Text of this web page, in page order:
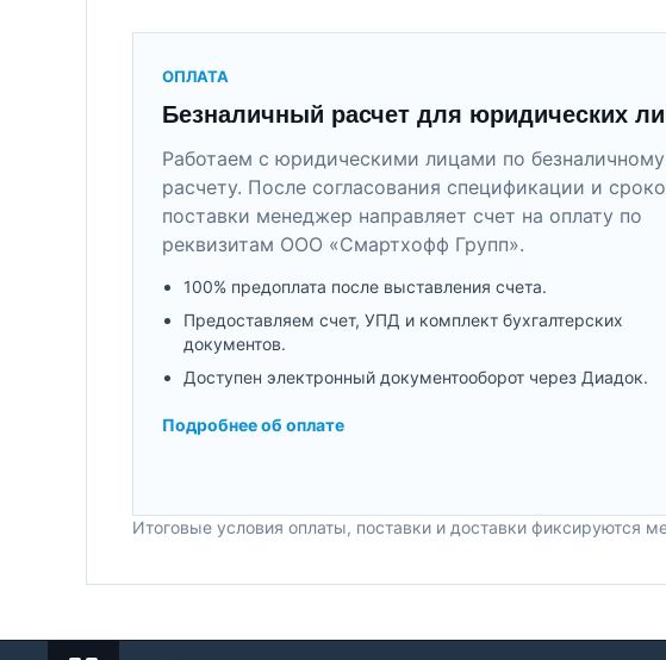
ОПЛАТА
Безналичный расчет для юридических
Работаем с юридическими лицами по безналичному
расчету. После согласования спецификации и
поставки менеджер направляет счет на оплату по
реквизитам ООО «Смартхофф Групп».
100% предоплата после выставления счета.
Предоставляем счет, УПД и комплект бухгалтерских
документов.
Доступен электронный документооборот через Диадок.
Подробнее об оплате
Итоговые условия оплаты, поставки и доставки фиксируются